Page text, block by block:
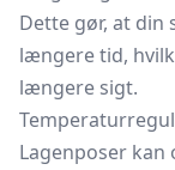
Dette gør, at din
længere tid,
længere sigt.
Lagenposer